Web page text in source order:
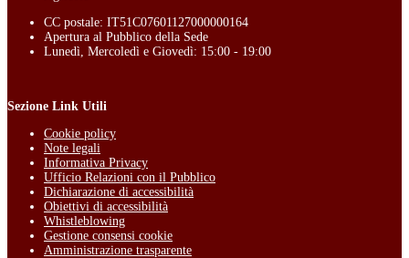
CC postale: IT51C07601127000000164
Apertura al Pubblico della Sede
Lunedì, Mercoledì e Giovedì: 15:00 - 19:00
Sezione Link Utili
Cookie policy
Note legali
Informativa Privacy
Ufficio Relazioni con il Pubblico
Dichiarazione di accessibilità
Obiettivi di accessibilità
Whistleblowing
Gestione consensi cookie
Amministrazione trasparente